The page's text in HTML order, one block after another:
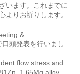
す。これまでに
よりお祈りします。
&
頭発表を行いまし
flow stress and
alloy